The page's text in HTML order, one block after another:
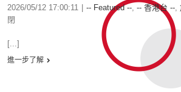
2026/05/12 17:00:11 -- Featured --, -- 香港台 --,
閉
[...]
進一步了解